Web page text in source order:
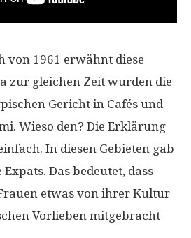
von 1961 erwähnt diese
zur gleichen Zeit wurden die
Gericht in Cafés und
Wieso den? Die Erklärung
In diesen Gebieten gab
Das bedeutet, dass
etwas von ihrer Kultur
Vorlieben mitgebracht